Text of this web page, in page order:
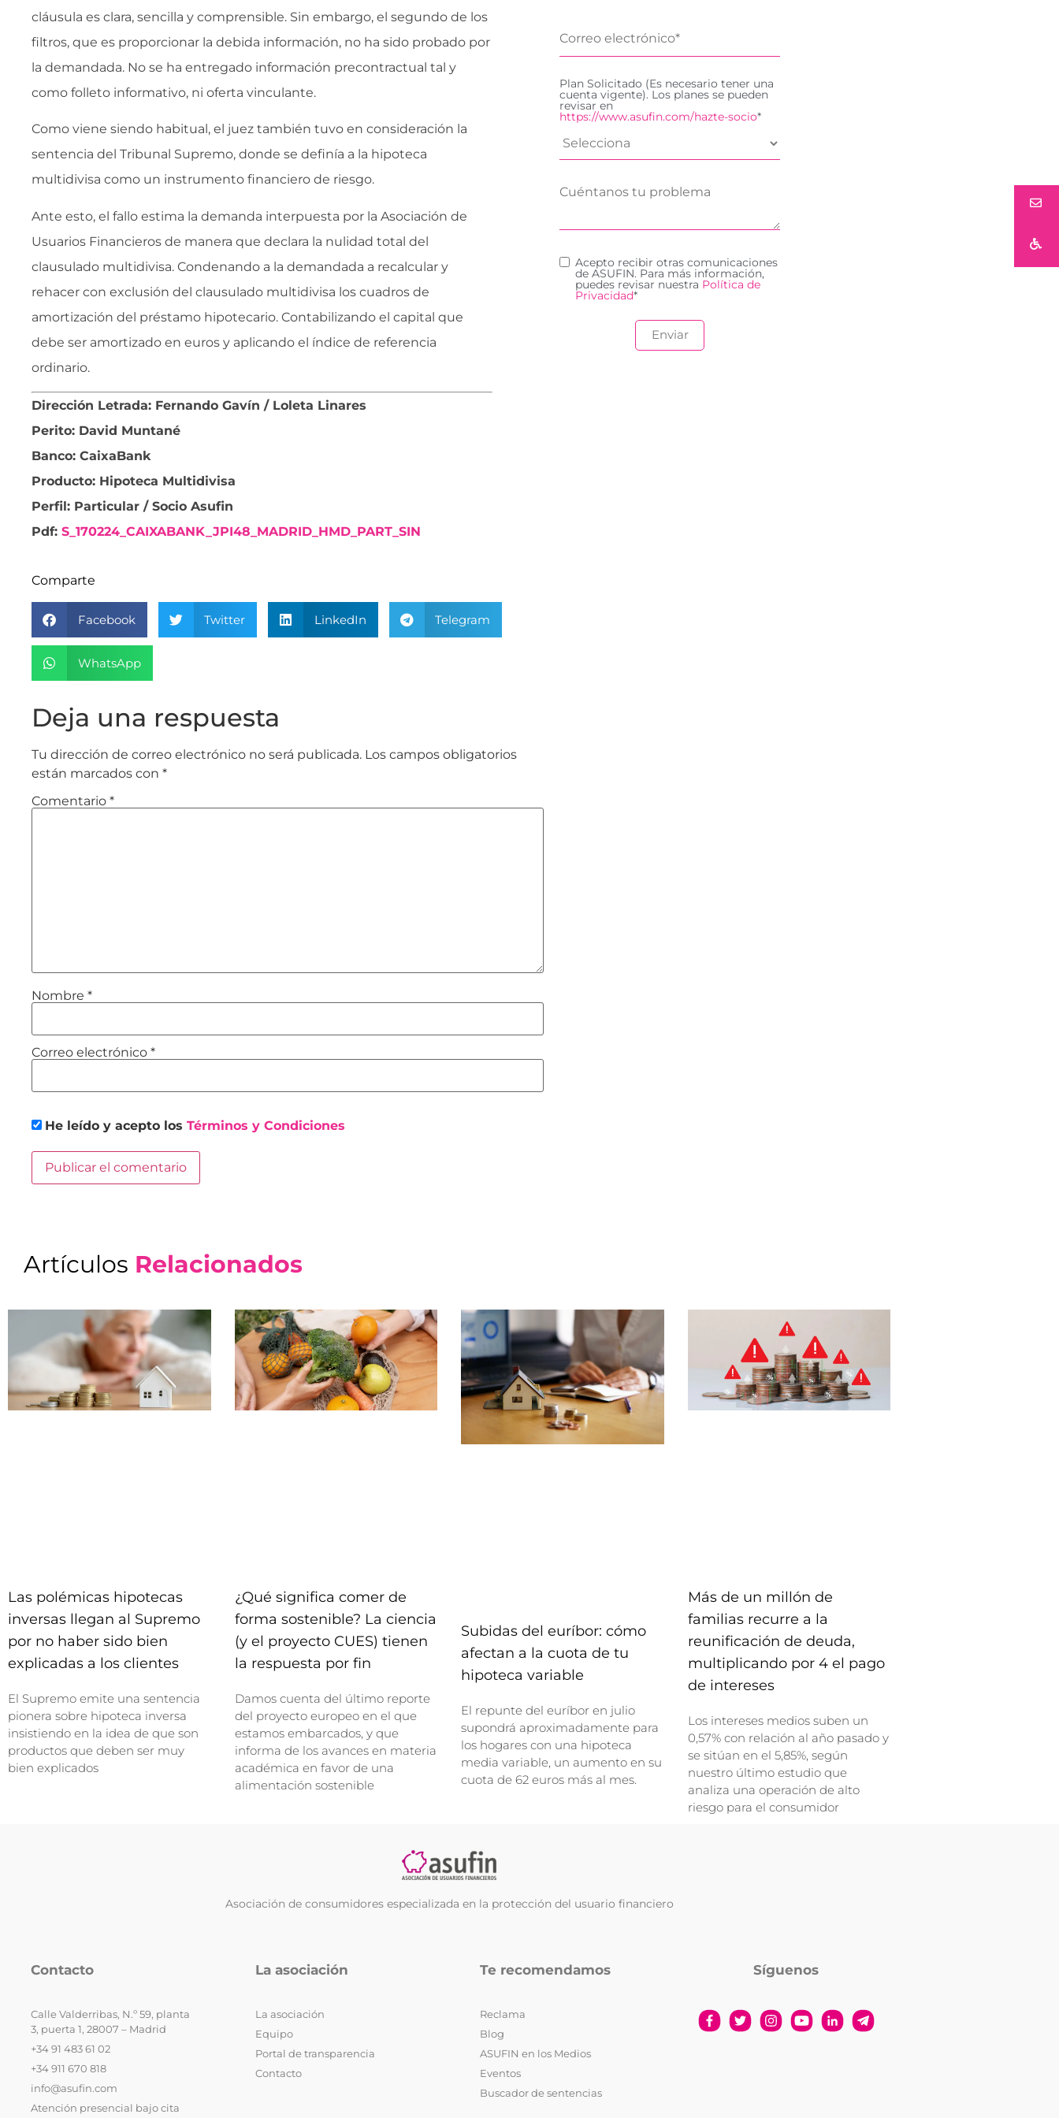
cláusula es clara, sencilla y comprensible. Sin embargo, el segundo de los
filtros, que es proporcionar la debida información, no ha sido probado por
la demandada. No se ha entregado información precontractual tal y
como folleto informativo, ni oferta vinculante.
Como viene siendo habitual, el juez también tuvo en consideración la
sentencia del Tribunal Supremo, donde se definía a la hipoteca
multidivisa como un instrumento financiero de riesgo.
Ante esto, el fallo estima la demanda interpuesta por la Asociación de
Usuarios Financieros de manera que declara la nulidad total del
clausulado multidivisa. Condenando a la demandada a recalcular y
rehacer con exclusión del clausulado multidivisa los cuadros de
amortización del préstamo hipotecario. Contabilizando el capital que
debe ser amortizado en euros y aplicando el índice de referencia
ordinario.
Dirección Letrada: Fernando Gavín / Loleta Linares
Perito: David Muntané
Banco: CaixaBank
Producto: Hipoteca Multidivisa
Perfil: Particular / Socio Asufin
Pdf: S_170224_CAIXABANK_JPI48_MADRID_HMD_PART_SIN
Comparte
Facebook Twitter LinkedIn Telegram
WhatsApp
Deja una respuesta
Tu dirección de correo electrónico no será publicada. Los campos obligatorios
están marcados con *
Comentario *
Nombre *
Correo electrónico *
He leído y acepto los Términos y Condiciones
Plan Solicitado (Es necesario tener una
cuenta vigente). Los planes se pueden
revisar en
https://www.asufin.com/hazte-socio*
Acepto recibir otras comunicaciones
de ASUFIN. Para más información,
puedes revisar nuestra Política de
Privacidad*
Artículos Relacionados
Las polémicas hipotecas
inversas llegan al Supremo
por no haber sido bien
explicadas a los clientes
El Supremo emite una sentencia
pionera sobre hipoteca inversa
insistiendo en la idea de que son
productos que deben ser muy
bien explicados
¿Qué significa comer de
forma sostenible? La ciencia
(y el proyecto CUES) tienen
la respuesta por fin
Damos cuenta del último reporte
del proyecto europeo en el que
estamos embarcados, y que
informa de los avances en materia
académica en favor de una
alimentación sostenible
Subidas del euríbor: cómo
afectan a la cuota de tu
hipoteca variable
El repunte del euríbor en julio
supondrá aproximadamente para
los hogares con una hipoteca
media variable, un aumento en su
cuota de 62 euros más al mes.
Más de un millón de
familias recurre a la
reunificación de deuda,
multiplicando por 4 el pago
de intereses
Los intereses medios suben un
0,57% con relación al año pasado y
se sitúan en el 5,85%, según
nuestro último estudio que
analiza una operación de alto
riesgo para el consumidor
Asociación de consumidores especializada en la protección del usuario financiero
Contacto
Calle Valderribas, N.º 59, planta
3, puerta 1, 28007 – Madrid
+34 91 483 61 02
+34 911 670 818
info@asufin.com
Atención presencial bajo cita
La asociación
La asociación
Equipo
Portal de transparencia
Contacto
Te recomendamos
Reclama
Blog
ASUFIN en los Medios
Eventos
Buscador de sentencias
Síguenos